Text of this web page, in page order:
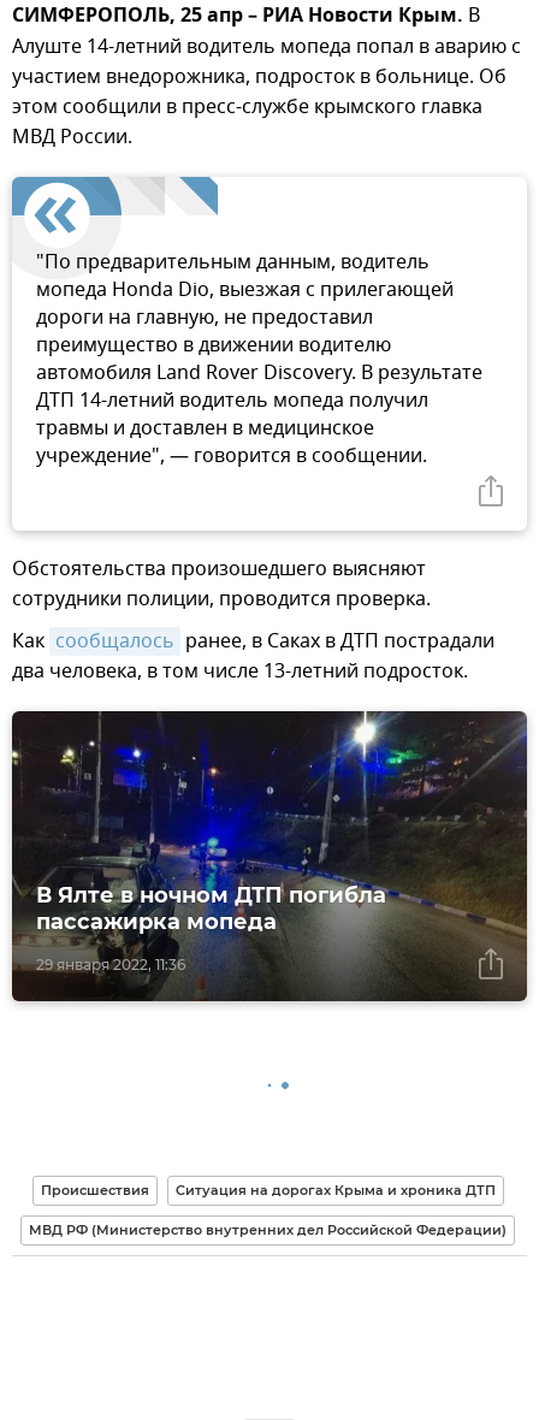
СИМФЕРОПОЛЬ, 25 апр – РИА Новости Крым. В
Алуште 14-летний водитель мопеда попал в аварию с
участием внедорожника, подросток в больнице. Об
этом сообщили в пресс-службе крымского главка
МВД России.
"По предварительным данным, водитель
мопеда Honda Dio, выезжая с прилегающей
дороги на главную, не предоставил
преимущество в движении водителю
автомобиля Land Rover Discovery. В результате
ДТП 14-летний водитель мопеда получил
травмы и доставлен в медицинское
учреждение", — говорится в сообщении.
Обстоятельства произошедшего выясняют
сотрудники полиции, проводится проверка.
Как сообщалось ранее, в Саках в ДТП пострадали
два человека, в том числе 13-летний подросток.
29 января 2022, 11:36
В Ялте в ночном ДТП погибла
пассажирка мопеда
Происшествия Ситуация на дорогах Крыма и хроника ДТП
МВД РФ (Министерство внутренних дел Российской Федерации)